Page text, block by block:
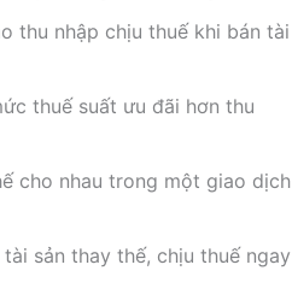
thu nhập chịu thuế khi bán tài
thuế suất ưu đãi hơn thu
cho nhau trong một giao dịch
sản thay thế, chịu thuế ngay